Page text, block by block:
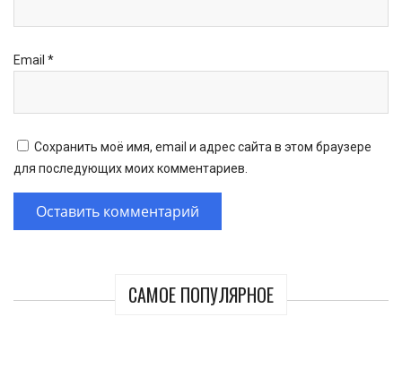
САМОЕ ПОПУЛЯРНОЕ
Email *
Сохранить моё имя, email и адрес сайта в этом браузере
для последующих моих комментариев.